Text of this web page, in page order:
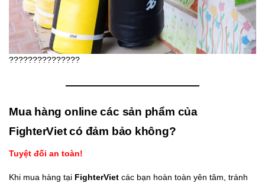
???????????????
————————————
Mua hàng online các sản phẩm của
FighterViet có đảm bảo không?
Tuyệt đối an toàn!
Khi mua hàng tại FighterViet các bạn hoàn toàn yên tâm, tránh